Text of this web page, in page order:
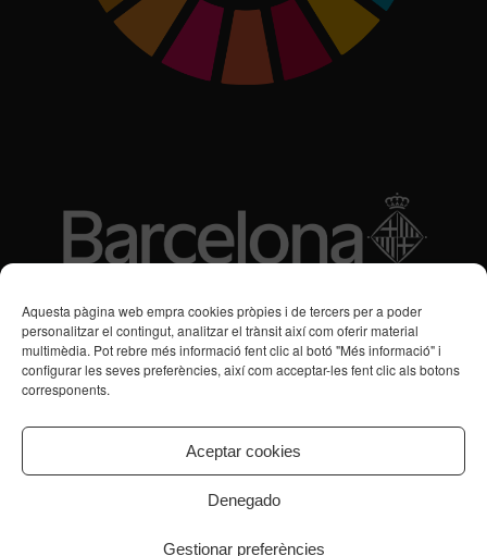
Aquesta pàgina web empra cookies pròpies i de tercers per a poder
personalitzar el contingut, analitzar el trànsit així com oferir material
multimèdia. Pot rebre més informació fent clic al botó "Més informació" i
configurar les seves preferències, així com acceptar-les fent clic als botons
corresponents.
Aceptar cookies
Denegado
Gestionar preferències
Subvencions des de 2016
Programa de Vacances/Suport Respir Familiar
Transtorns de Salut Mental